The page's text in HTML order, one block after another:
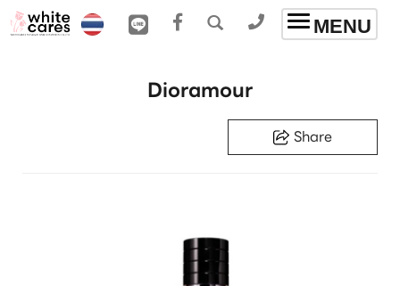
Toggle
navigation
MENU
Dioramour
Share